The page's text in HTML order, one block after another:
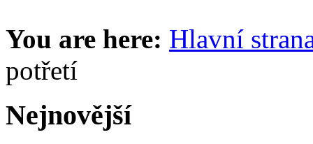
You are here: Hlavní
potřetí
Nejnovější